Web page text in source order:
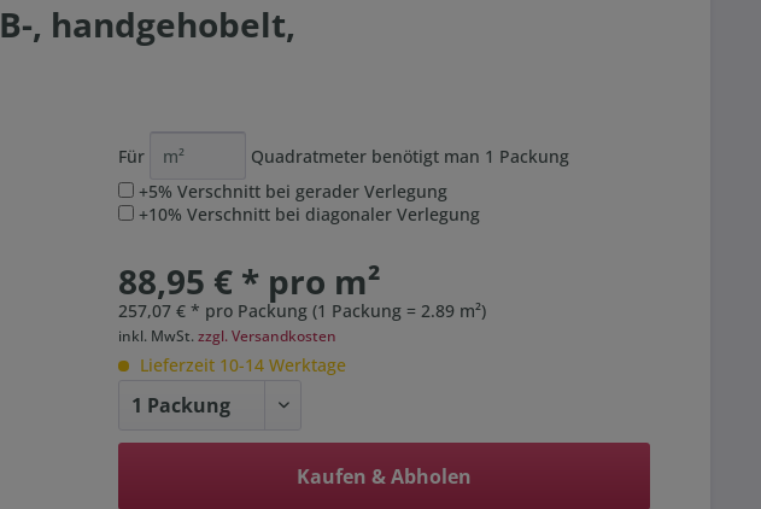
, handgehobelt,
Für Quadratmeter benötigt man 1 Packung
+5% Verschnitt bei gerader Verlegung
+10% Verschnitt bei diagonaler Verlegung
88,95 € * pro m²
257,07 € * pro Packung (1 Packung = 2.89 m²)
inkl. MwSt.zzgl. Versandkosten
Lieferzeit 10-14 Werktage
Kaufen & Abholen